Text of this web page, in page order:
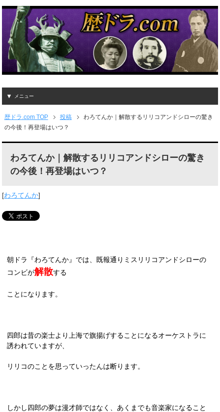
メニュー
歴ドラ.com TOP 投稿
わろてんか｜解散するリリコアンドシローの驚き
の今後！再登場はいつ？
わろてんか｜解散するリリコアンドシローの驚き
の今後！再登場はいつ？
[わろてんか]
朝ドラ『わろてんか』では、既報通りミスリリコアンドシローの
コンビが解散する
ことになります。
四郎は昔の楽士より上海で旗揚げすることになるオーケストラに
誘われていますが、
リリコのことを思っていったんは断ります。
しかし四郎の夢は漫才師ではなく、あくまでも音楽家になること